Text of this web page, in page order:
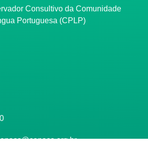
Portuguesa (CPLP)